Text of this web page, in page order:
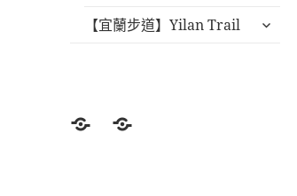
選
【宜蘭步道】Yilan Trail
展
登
北